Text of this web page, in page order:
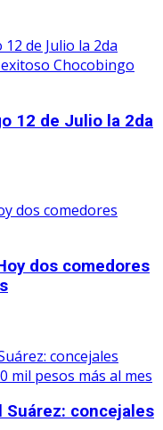
12 de Julio la 2da
dos comedores
Suárez: concejales